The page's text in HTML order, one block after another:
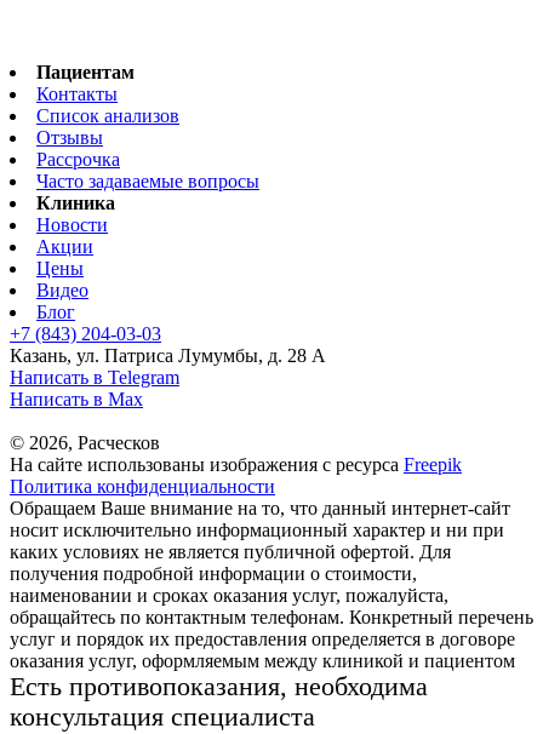
Пациентам
Контакты
Список анализов
Отзывы
Рассрочка
Часто задаваемые вопросы
Клиника
Новости
Акции
Цены
Видео
Блог
+7 (843) 204-03-03
Казань, ул. Патриса Лумумбы, д. 28 А
Написать в Telegram
Написать в Max
© 2026, Расческов
На сайте использованы изображения с ресурса Freepik
Политика конфиденциальности
Обращаем Ваше внимание на то, что данный интернет-сайт
носит исключительно информационный характер и ни при
каких условиях не является публичной офертой. Для
получения подробной информации о стоимости,
наименовании и сроках оказания услуг, пожалуйста,
обращайтесь по контактным телефонам. Конкретный перечень
услуг и порядок их предоставления определяется в договоре
оказания услуг, оформляемым между клиникой и пациентом
Есть противопоказания, необходима
консультация специалиста